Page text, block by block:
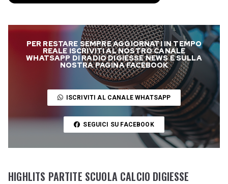
PER RESTARE SEMPRE AGGIORNATI IN TEMPO
REALE ISCRIVITI AL NOSTRO CANALE
WHATSAPP DI RADIO DIGIESSE NEWS E SULLA
NOSTRA PAGINA FACEBOOK
ISCRIVITI AL CANALE WHATSAPP
SEGUICI SU FACEBOOK
HIGHLITS PARTITE SCUOLA CALCIO DIGIESSE